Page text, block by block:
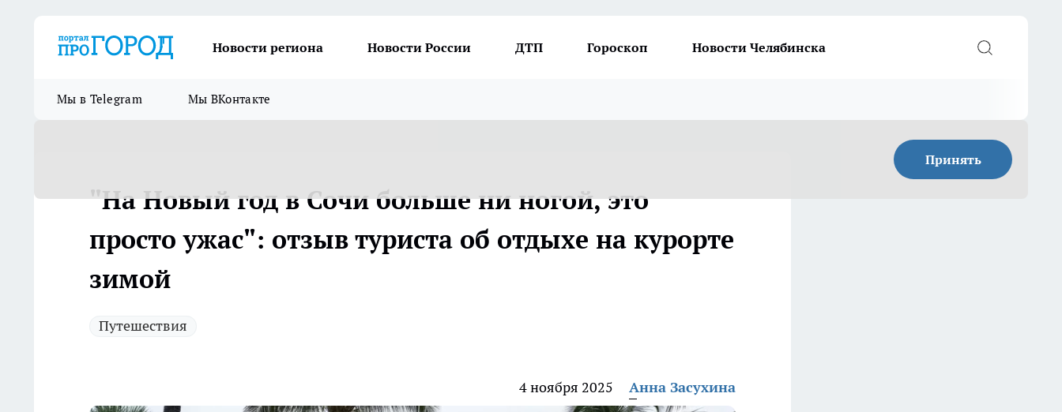
Новости региона Новости России ДТП Гороскоп Новости Челябинска
Мы в Telegram Мы ВКонтакте
Принять
"На Новый год в Сочи больше ни ногой, это
просто ужас": отзыв туриста об отдыхе на курорте
зимой
Путешествия
4 ноября 2025 Анна Засухина